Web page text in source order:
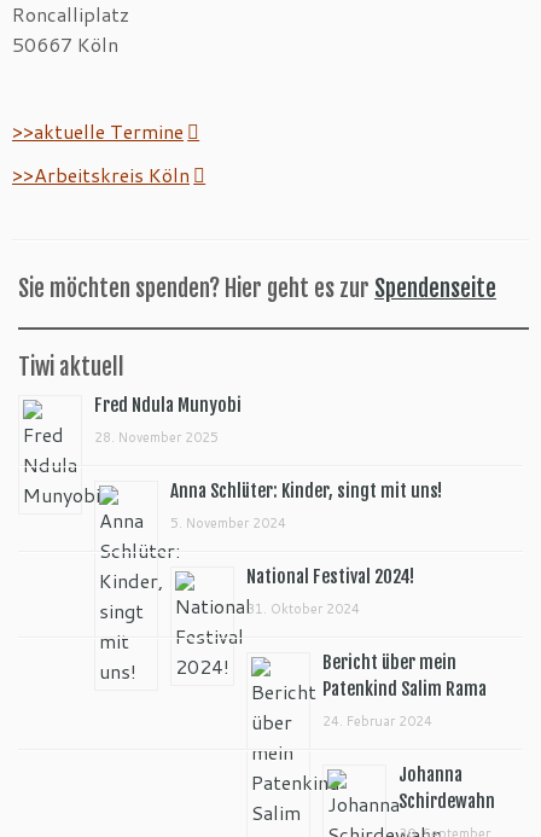
Roncalliplatz
50667 Köln
>>aktuelle Termine
>>Arbeitskreis Köln
Sie möchten spenden? Hier geht es zur Spendenseite
Tiwi aktuell
Fred Ndula Munyobi
28. November 2025
Anna Schlüter: Kinder, singt mit uns!
5. November 2024
National Festival 2024!
31. Oktober 2024
Bericht über mein
Patenkind Salim Rama
24. Februar 2024
Johanna
Schirdewahn